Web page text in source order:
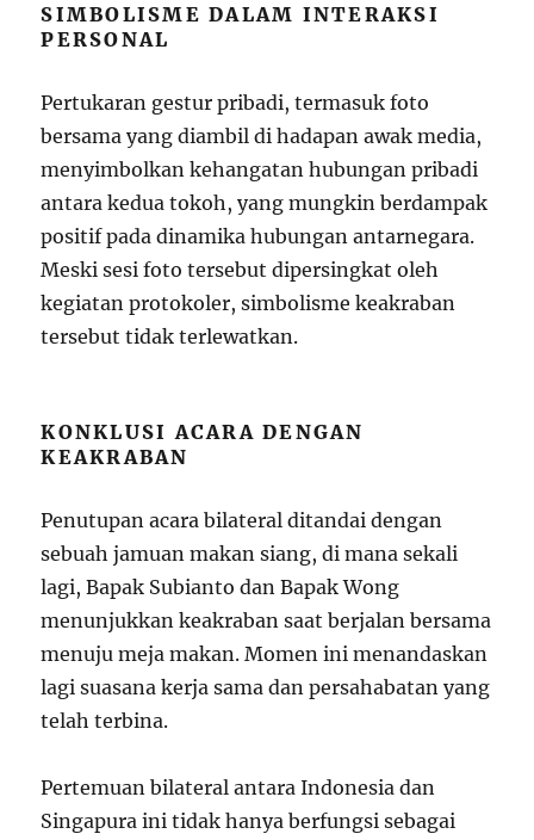
SIMBOLISME DALAM INTERAKSI
PERSONAL
Pertukaran gestur pribadi, termasuk foto
bersama yang diambil di hadapan awak media,
menyimbolkan kehangatan hubungan pribadi
antara kedua tokoh, yang mungkin berdampak
positif pada dinamika hubungan antarnegara.
Meski sesi foto tersebut dipersingkat oleh
kegiatan protokoler, simbolisme keakraban
tersebut tidak terlewatkan.
KONKLUSI ACARA DENGAN
KEAKRABAN
Penutupan acara bilateral ditandai dengan
sebuah jamuan makan siang, di mana sekali
lagi, Bapak Subianto dan Bapak Wong
menunjukkan keakraban saat berjalan bersama
menuju meja makan. Momen ini menandaskan
lagi suasana kerja sama dan persahabatan yang
telah terbina.
Pertemuan bilateral antara Indonesia dan
Singapura ini tidak hanya berfungsi sebagai